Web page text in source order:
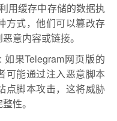
用缓存中存储的数据执
方式，他们可以篡改存
意内容或链接。
: 如果Telegram网页版的
可能通过注入恶意脚本
点脚本攻击，这将威胁
性。